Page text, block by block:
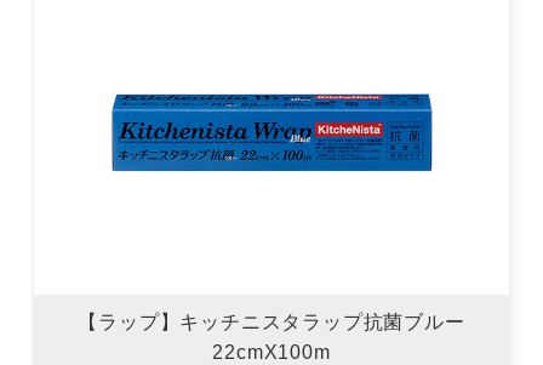
【ラップ】キッチニスタラップ抗菌ブルー
22cmX100m